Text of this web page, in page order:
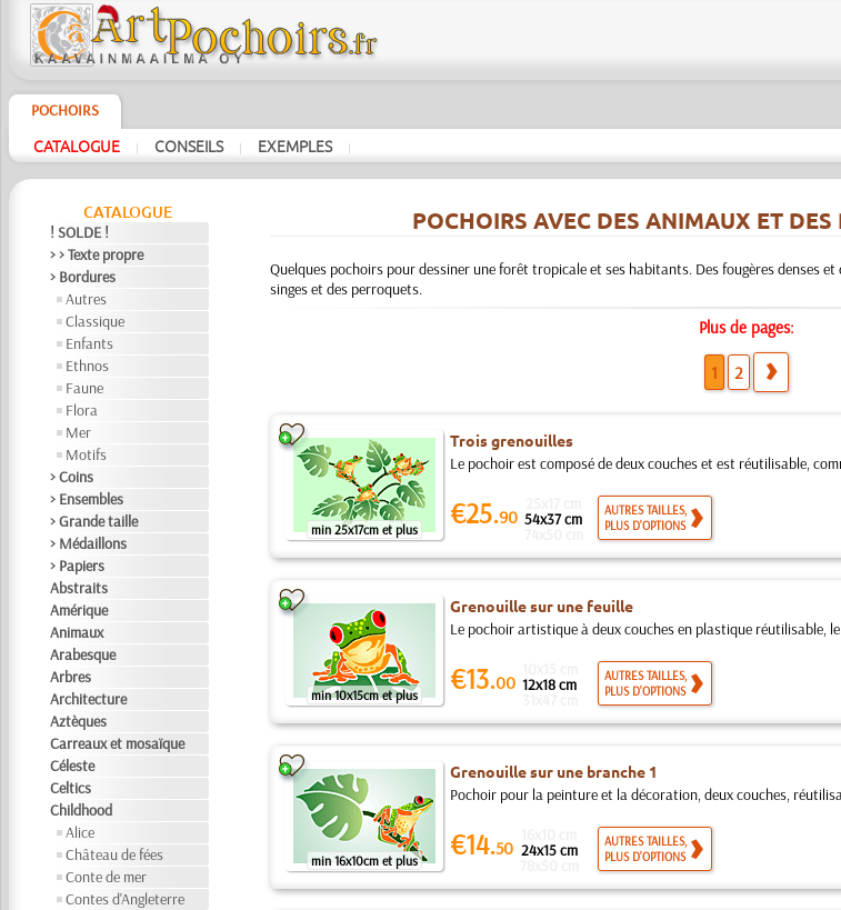
POCHOIRS
CATALOGUE | CONSEILS | EXEMPLES |
CATALOGUE
! SOLDE !
> > Texte propre
> Bordures
Autres
Classique
Enfants
Ethnos
Faune
Flora
Mer
Motifs
> Coins
> Ensembles
> Grande taille
> Médaillons
> Papiers
Abstraits
Amérique
Animaux
Arabesque
Arbres
Architecture
Aztèques
Carreaux et mosaïque
Céleste
Celtics
Childhood
Alice
Château de fées
Conte de mer
Contes d'Angleterre
POCHOIRS AVEC DES ANIMAUX ET
Quelques pochoirs pour dessiner une forêt tropicale et ses habitants. Des fougères denses
singes et des perroquets.
Plus de pages:
1 2
min 25x17cm et plus
Trois grenouilles
Le pochoir est composé de deux couches et est réutilisable,
€25.90 54x37 cm
AUTRES TAILLES,
PLUS D'OPTIONS
min 10x15cm et plus
Grenouille sur une feuille
Le pochoir artistique à deux couches en plastique réutilisable,
€13.00 12x18 cm
AUTRES TAILLES,
PLUS D'OPTIONS
min 16x10cm et plus
Grenouille sur une branche 1
Pochoir pour la peinture et la décoration, deux couches,
€14.50 24x15 cm
AUTRES TAILLES,
PLUS D'OPTIONS